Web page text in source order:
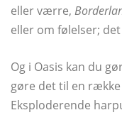
eller værre,
eller om følelser;
Og i Oasis kan du
gøre det til en
Eksploderende